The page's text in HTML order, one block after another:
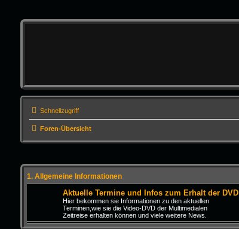
Schnellzugriff
Foren-Übersicht
1. Allgemeine Informationen
Aktuelle Termine und Infos zum Erhalt der DVD
Hier bekommen sie Informationen zu den aktuellen
Terminen,wie sie die Video-DVD der Multimedialen
Zeitreise erhalten können und viele weitere News.